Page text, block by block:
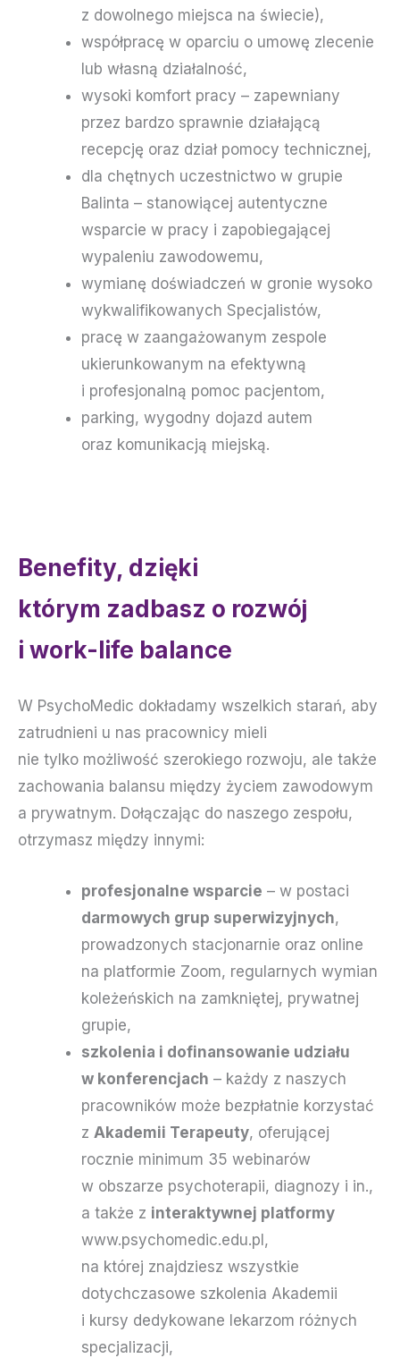
z dowolnego miejsca na świecie),
współpracę w oparciu o umowę zlecenie
lub własną działalność,
wysoki komfort pracy – zapewniany
przez bardzo sprawnie działającą
recepcję oraz dział pomocy technicznej,
dla chętnych uczestnictwo w grupie
Balinta – stanowiącej autentyczne
wsparcie w pracy i zapobiegającej
wypaleniu zawodowemu,
wymianę doświadczeń w gronie wysoko
wykwalifikowanych Specjalistów,
pracę w zaangażowanym zespole
ukierunkowanym na efektywną
i profesjonalną pomoc pacjentom,
parking, wygodny dojazd autem
oraz komunikacją miejską.
Benefity, dzięki
którym zadbasz o rozwój
i work-life balance
W PsychoMedic dokładamy wszelkich starań, aby
zatrudnieni u nas pracownicy mieli
nie tylko możliwość szerokiego rozwoju, ale także
zachowania balansu między życiem zawodowym
a prywatnym. Dołączając do naszego zespołu,
otrzymasz między innymi:
profesjonalne wsparcie – w postaci
darmowych grup superwizyjnych,
prowadzonych stacjonarnie oraz online
na platformie Zoom, regularnych wymian
koleżeńskich na zamkniętej, prywatnej
grupie,
szkolenia i dofinansowanie udziału
w konferencjach – każdy z naszych
pracowników może bezpłatnie korzystać
z Akademii Terapeuty, oferującej
rocznie minimum 35 webinarów
w obszarze psychoterapii, diagnozy i in.,
a także z interaktywnej platformy
www.psychomedic.edu.pl ,
na której znajdziesz wszystkie
dotychczasowe szkolenia Akademii
i kursy dedykowane lekarzom różnych
specjalizacji,